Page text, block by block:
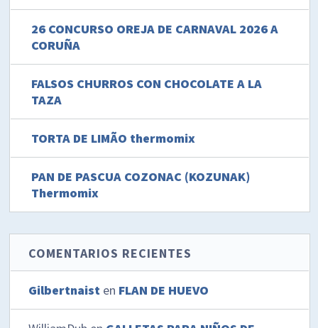
26 CONCURSO OREJA DE CARNAVAL 2026 A
CORUÑA
FALSOS CHURROS CON CHOCOLATE A LA
TAZA
TORTA DE LIMÃO thermomix
PAN DE PASCUA COZONAC (KOZUNAK)
Thermomix
COMENTARIOS RECIENTES
Gilbertnaist en FLAN DE HUEVO